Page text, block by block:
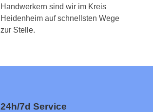
Handwerkern sind wir im Kreis
Heidenheim auf schnellsten Wege
zur Stelle.
24h/7d Service